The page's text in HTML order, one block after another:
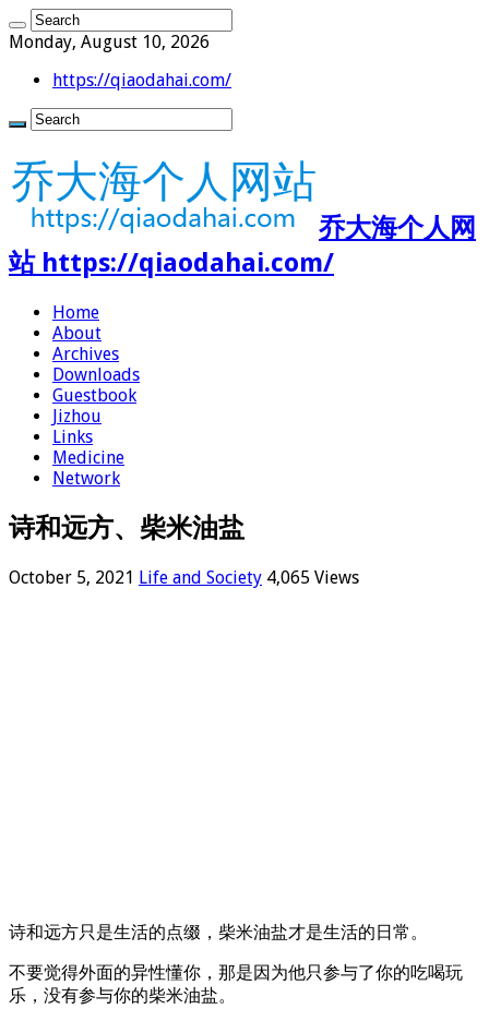
Monday, August 10, 2026
https://qiaodahai.com/
乔大海个人网
站 https://qiaodahai.com/
Home
About
Archives
Downloads
Guestbook
Jizhou
Links
Medicine
Network
诗和远方、柴米油盐
October 5, 2021 Life and Society 4,065 Views
诗和远方只是生活的点缀，柴米油盐才是生活的日常。
不要觉得外面的异性懂你，那是因为他只参与了你的吃喝玩
乐，没有参与你的柴米油盐。